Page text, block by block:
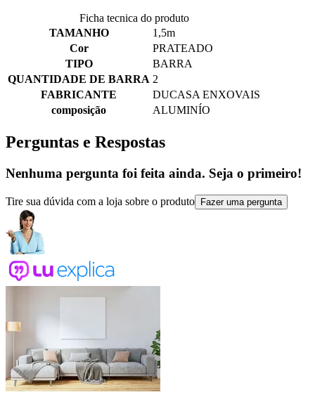
Ficha tecnica do produto
TAMANHO
1,5m
Cor
PRATEADO
TIPO
BARRA
QUANTIDADE DE BARRA 2
FABRICANTE
DUCASA ENXOVAIS
composição
ALUMINÍO
Perguntas e Respostas
Nenhuma pergunta foi feita ainda. Seja o primeiro!
Tire sua dúvida com a loja sobre o produto Fazer uma pergunta